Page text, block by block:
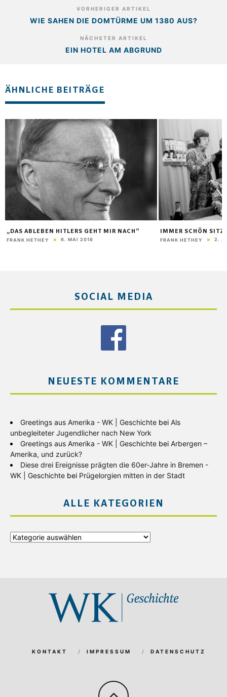
VORHERIGER ARTIKEL
WIE SAHEN DIE DOMTÜRME UM 1380 AUS?
NÄCHSTER ARTIKEL
EIN HOTEL AM ABGRUND
ÄHNLICHE BEITRÄGE
„DAS ABLEBEN HITLERS GEHT MIR NACH“
FRANK HETHEY 6. MAI 2018
IMMER SCHÖN
FRANK HETHEY 2.
SOCIAL MEDIA
NEUESTE KOMMENTARE
Greetings aus Amerika - WK | Geschichte bei Als
unbegleiteter Jugendlicher nach New York
Greetings aus Amerika - WK | Geschichte bei Arbergen –
Amerika, und zurück?
Diese drei Ereignisse prägten die 60er-Jahre in Bremen -
WK | Geschichte bei Prügelorgien mitten in der Stadt
ALLE KATEGORIEN
Alle
KONTAKT IMPRESSUM DATENSCHUTZ